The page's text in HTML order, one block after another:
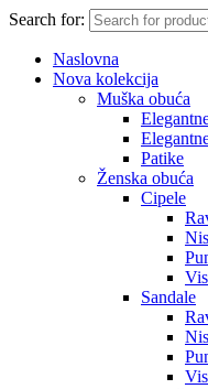
Search for:
Naslovna
Nova kolekcija
Muška obuća
Patike
Ženska obuća
Cipele
Sandale